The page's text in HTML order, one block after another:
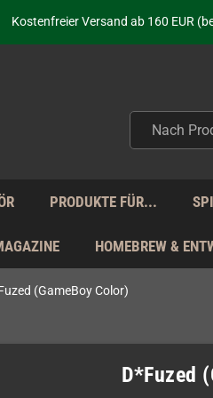
Kostenfreier Versand ab 160 EUR
Seit über 20 Jahren Deine
Täglicher Versand Mo - Fr aus
PRODUKTE FÜR...
HOMEBREW &
(GameBoy Color)
D*Fuzed